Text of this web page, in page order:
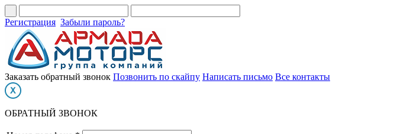
Регистрация Забыли пароль?
Заказать обратный звонок Позвонить по скайпу Написать письмо Все контакты
ОБРАТНЫЙ ЗВОНОК